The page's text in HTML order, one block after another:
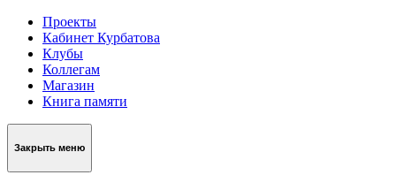
Проекты
Кабинет Курбатова
Клубы
Коллегам
Магазин
Книга памяти
Закрыть меню